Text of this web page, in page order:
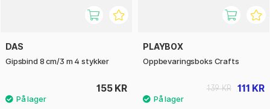
DAS
Gipsbind 8 cm/3 m 4 stykker
155 KR
PLAYBOX
Oppbevaringsboks Crafts
111 KR
139 KR